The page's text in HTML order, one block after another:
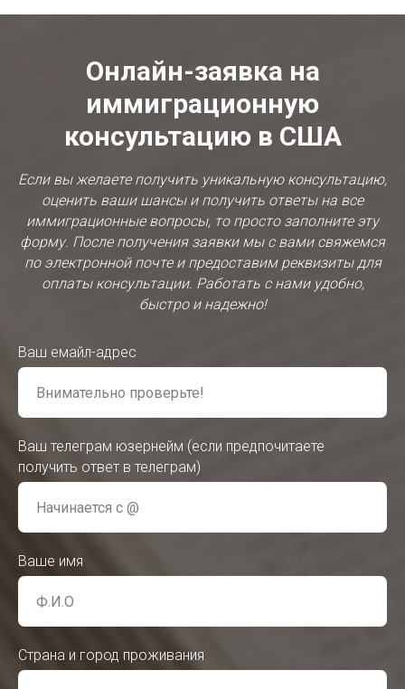
Онлайн-заявка на
иммиграционную
консультацию в США
Если вы желаете получить уникальную консультацию,
оценить ваши шансы и получить ответы на все
иммиграционные вопросы, то просто заполните эту
форму. После получения заявки мы с вами свяжемся
по электронной почте и предоставим реквизиты для
оплаты консультации. Работать с нами удобно,
быстро и надежно!
Ваш емайл-адрес
Ваш телеграм юзернейм (если предпочитаете
получить ответ в телеграм)
Ваше имя
Страна и город проживания